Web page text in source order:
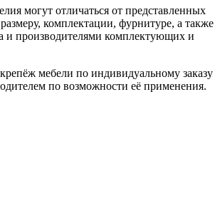
могут отличаться от представленных
комплектации, фурнитуре, а также
и производителями комплектующих и
мебели по индивидуальному заказу
по возможности её применения.